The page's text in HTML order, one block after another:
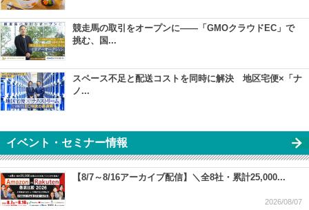
競走馬の取引をオープンに――「GMOクラウドEC」で
挑む、国...
スペース不足と配送コストを同時に解決 地区宅便×「ナ
ノ...
イベント・セミナー情報
【8/7～8/16アーカイブ配信】＼全8社・累計25,000...
2026/08/07